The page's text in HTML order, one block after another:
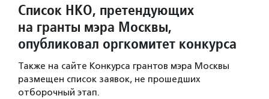
Список НКО, претендующих
на гранты мэра Москвы,
опубликовал оргкомитет конкурса
Также на сайте Конкурса грантов мэра Москвы
размещен список заявок, не прошедших
отборочный этап.